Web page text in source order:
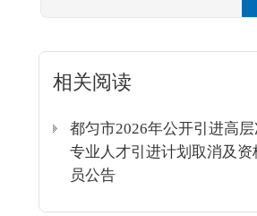
相关阅读
都匀市2026年公开引进高
专业人才引进计划取消及资
员公告